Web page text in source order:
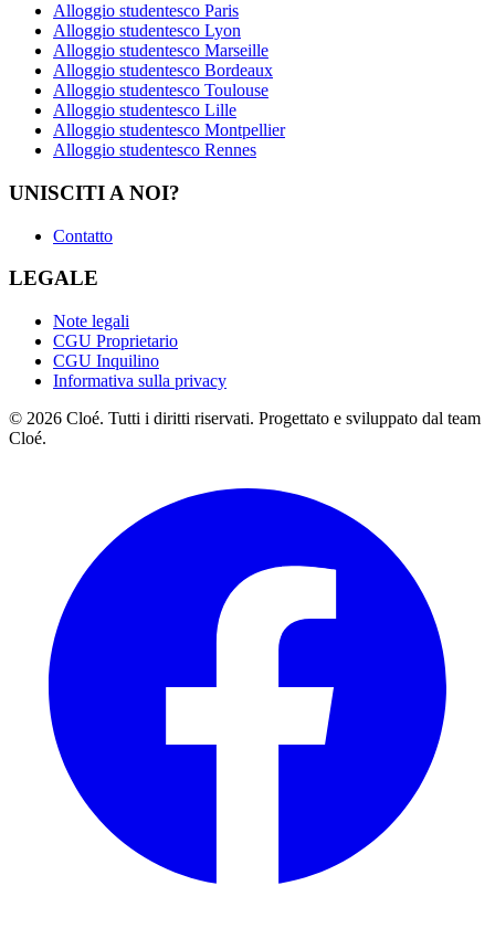
Alloggio studentesco Paris
Alloggio studentesco Lyon
Alloggio studentesco Marseille
Alloggio studentesco Bordeaux
Alloggio studentesco Toulouse
Alloggio studentesco Lille
Alloggio studentesco Montpellier
Alloggio studentesco Rennes
UNISCITI A NOI?
Contatto
LEGALE
Note legali
CGU Proprietario
CGU Inquilino
Informativa sulla privacy
© 2026 Cloé. Tutti i diritti riservati. Progettato e sviluppato dal team
Cloé.